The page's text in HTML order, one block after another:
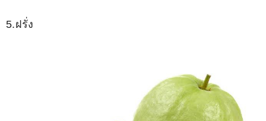
5.ฝรั่ง